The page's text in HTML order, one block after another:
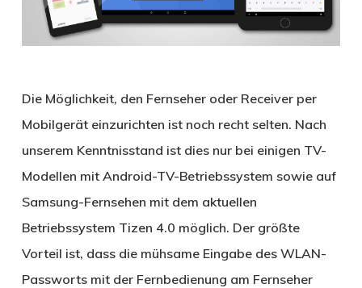
Die Möglichkeit, den Fernseher oder Receiver per
Mobilgerät einzurichten ist noch recht selten. Nach
unserem Kenntnisstand ist dies nur bei einigen TV-
Modellen mit Android-TV-Betriebssystem sowie auf
Samsung-Fernsehen mit dem aktuellen
Betriebssystem Tizen 4.0 möglich. Der größte
Vorteil ist, dass die mühsame Eingabe des WLAN-
Passworts mit der Fernbedienung am Fernseher